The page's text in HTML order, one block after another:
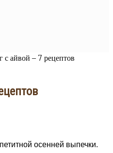
с айвой – 7 рецептов
осенней выпечки.